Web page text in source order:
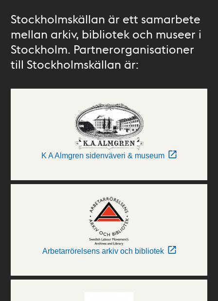
Stockholmskällan är ett samarbete
mellan arkiv, bibliotek och museer i
Stockholm. Partnerorganisationer
till Stockholmskällan är:
K A Almgren sidenväveri & museum
Arbetarrörelsens arkiv och bibliotek